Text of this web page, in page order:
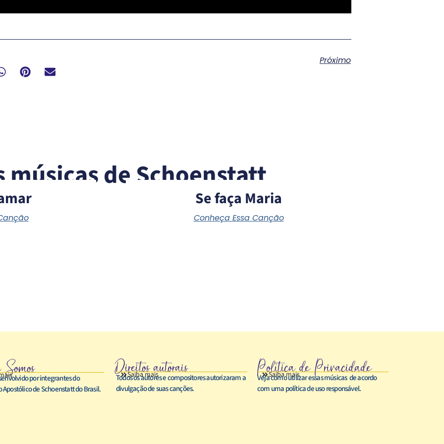
Próximo
músicas de Schoenstatt
Se faça Maria
Conheça Essa Canção
por integrantes do
de Schoenstatt do Brasil.
Direitos autorais
Saiba mais
Todos os autores e compositores autorizaram a
divulgação de suas canções.
Política de Privacidade
Saiba mais
Veja como utilizar essas músicas de acordo
com uma política de uso responsável.